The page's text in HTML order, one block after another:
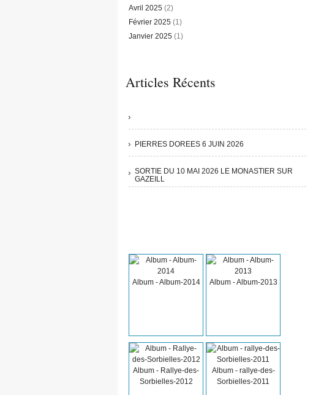
Avril 2025 (2)
Février 2025 (1)
Janvier 2025 (1)
Articles Récents
PIERRES DOREES 6 JUIN 2026
SORTIE DU 10 MAI 2026 LE MONASTIER SUR
GAZEILL
Album - Album-2014 Album - Album-2013
Album - Rallye-des-
Sorbielles-2012
Album - rallye-des-
Sorbielles-2011